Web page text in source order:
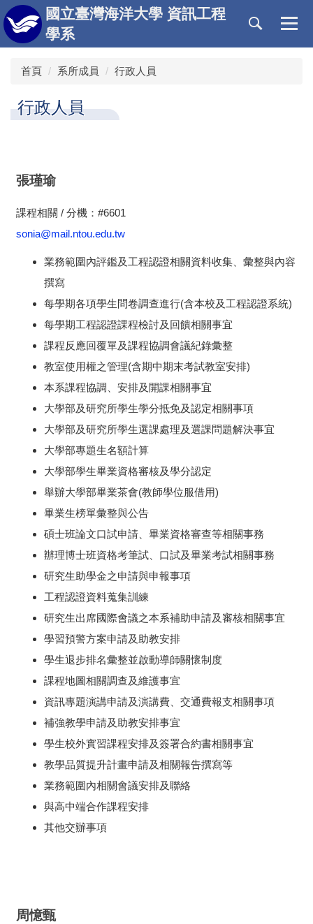
跳
到
主
國立臺灣海洋大學 資訊工程
學系
首頁 系所成員 行政人員
行政人員
張瑾瑜
課程相關 / 分機：#6601
sonia@mail.ntou.edu.tw
業務範圍內評鑑及工程認證相關資料收集、彙整與內容
撰寫
每學期各項學生問卷調查進行(含本校及工程認證系統)
每學期工程認證課程檢討及回饋相關事宜
課程反應回覆單及課程協調會議紀錄彙整
教室使用權之管理(含期中期末考試教室安排)
本系課程協調、安排及開課相關事宜
大學部及研究所學生學分抵免及認定相關事項
大學部及研究所學生選課處理及選課問題解決事宜
大學部專題生名額計算
大學部學生畢業資格審核及學分認定
舉辦大學部畢業茶會(教師學位服借用)
畢業生榜單彙整與公告
碩士班論文口試申請、畢業資格審查等相關事務
辦理博士班資格考筆試、口試及畢業考試相關事務
研究生助學金之申請與申報事項
工程認證資料蒐集訓練
研究生出席國際會議之本系補助申請及審核相關事宜
學習預警方案申請及助教安排
學生退步排名彙整並啟動導師關懷制度
課程地圖相關調查及維護事宜
資訊專題演講申請及演講費、交通費報支相關事項
補強教學申請及助教安排事宜
學生校外實習課程安排及簽署合約書相關事宜
教學品質提升計畫申請及相關報告撰寫等
業務範圍內相關會議安排及聯絡
與高中端合作課程安排
其他交辦事項
周憶甄